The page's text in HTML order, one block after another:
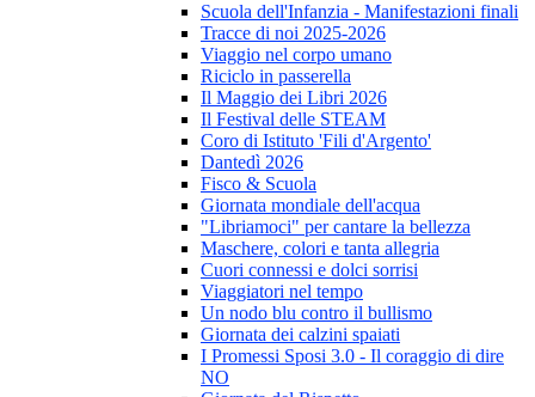
Scuola dell'Infanzia - Manifestazioni finali
Tracce di noi 2025-2026
Viaggio nel corpo umano
Riciclo in passerella
Il Maggio dei Libri 2026
Il Festival delle STEAM
Coro di Istituto 'Fili d'Argento'
Dantedì 2026
Fisco & Scuola
Giornata mondiale dell'acqua
"Libriamoci" per cantare la bellezza
Maschere, colori e tanta allegria
Cuori connessi e dolci sorrisi
Viaggiatori nel tempo
Un nodo blu contro il bullismo
Giornata dei calzini spaiati
I Promessi Sposi 3.0 - Il coraggio di dire
NO